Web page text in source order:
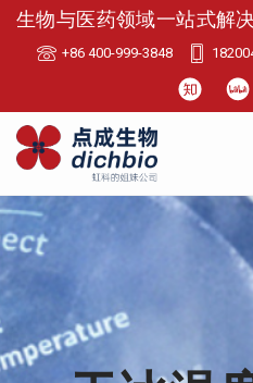
生物与医药领域一站式解
+86 400-999-3848